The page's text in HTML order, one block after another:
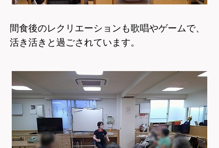
間食後のレクリエーションも歌唱やゲームで、
活き活きと過ごされています。